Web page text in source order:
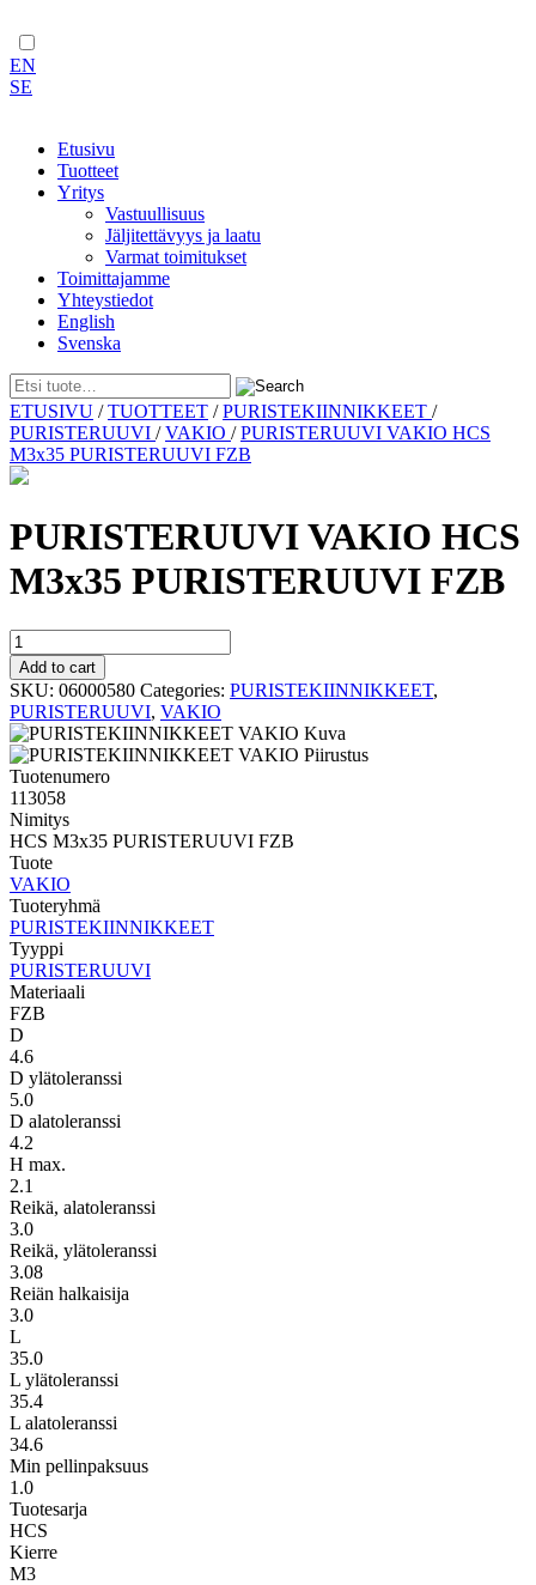
EN
SE
Etusivu
Tuotteet
Yritys
Vastuullisuus
Jäljitettävyys ja laatu
Varmat toimitukset
Toimittajamme
Yhteystiedot
English
Svenska
Skip
to
content
ETUSIVU /TUOTTEET /PURISTEKIINNIKKEET /
PURISTERUUVI /VAKIO /PURISTERUUVI VAKIO HCS
M3x35 PURISTERUUVI FZB
PURISTERUUVI VAKIO HCS
M3x35 PURISTERUUVI FZB
PURISTERUUVI
VAKIO
HCS
M3x35
PURISTERUUVI
FZB
quantity
Add to cart
SKU: 06000580 Categories: PURISTEKIINNIKKEET,
PURISTERUUVI, VAKIO
Tuotenumero
113058
Nimitys
HCS M3x35 PURISTERUUVI FZB
Tuote
VAKIO
Tuoteryhmä
PURISTEKIINNIKKEET
Tyyppi
PURISTERUUVI
Materiaali
FZB
D
4.6
D ylätoleranssi
5.0
D alatoleranssi
4.2
H max.
2.1
Reikä, alatoleranssi
3.0
Reikä, ylätoleranssi
3.08
Reiän halkaisija
3.0
L
35.0
L ylätoleranssi
35.4
L alatoleranssi
34.6
Min pellinpaksuus
1.0
Tuotesarja
HCS
Kierre
M3